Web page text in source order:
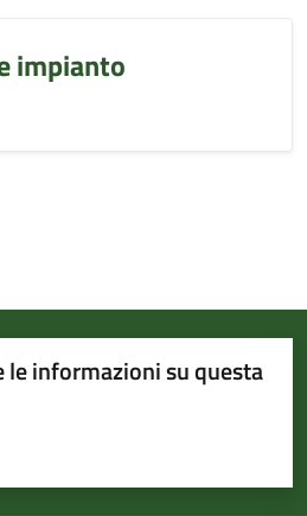
impianto
le informazioni su questa
su 5
su 5
5